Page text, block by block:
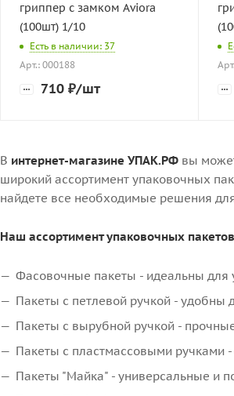
гриппер с замком Aviora
(100шт) 1/10
Есть в наличии: 37
Арт.: 000188
710 ₽/шт
В интернет-магазине УПАК.РФ вы
широкий ассортимент упаковочных
найдете все необходимые решения
Наш ассортимент упаковочных
Фасовочные пакеты - идеальны для
Пакеты с петлевой ручкой -
Пакеты с вырубной ручкой -
Пакеты с пластмассовыми ручками
Пакеты "Майка" - универсальные и